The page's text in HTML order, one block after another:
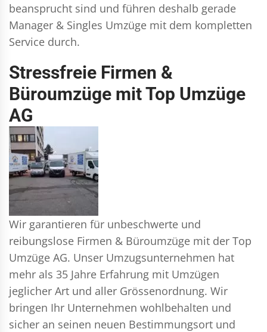
beansprucht sind und führen deshalb gerade
Manager & Singles Umzüge mit dem kompletten
Service durch.
Stressfreie Firmen &
Büroumzüge mit Top Umzüge
AG
Wir garantieren für unbeschwerte und
reibungslose Firmen & Büroumzüge mit der Top
Umzüge AG. Unser Umzugsunternehmen hat
mehr als 35 Jahre Erfahrung mit Umzügen
jeglicher Art und aller Grössenordnung. Wir
bringen Ihr Unternehmen wohlbehalten und
sicher an seinen neuen Bestimmungsort und